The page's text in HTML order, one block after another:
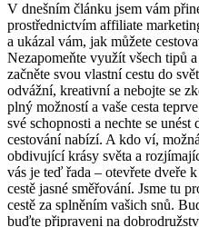
V dnešním článku jsem vám
prostřednictvím affiliate
a ukázal vám, jak můžete
Nezapomeňte využít všech tipů
začněte svou vlastní cestu do
odvážní, kreativní a nebojte se
plný možností a vaše cesta
své schopnosti a nechte se
cestování nabízí. A kdo ví,
obdivující krásy světa a
vás je teď řada – otevřete dveře
cestě jasné směřování. Jsme tu
cestě za splněním vašich snů.
buďte připraveni na